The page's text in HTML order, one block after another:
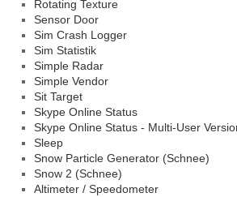
Rotating Texture
Sensor Door
Sim Crash Logger
Sim Statistik
Simple Radar
Simple Vendor
Sit Target
Skype Online Status
Skype Online Status - Multi-User
Sleep
Snow Particle Generator (Schnee)
Snow 2 (Schnee)
Altimeter / Speedometer